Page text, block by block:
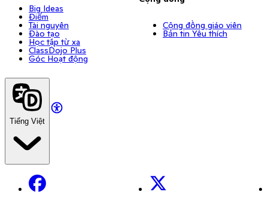
Big Ideas
Điểm
Tài nguyên
Đào tạo
Học tập từ xa
ClassDojo Plus
Góc Hoạt động
Cộng đồng giáo viên
Bản tin Yêu thích
Tiếng Việt
Facebook X